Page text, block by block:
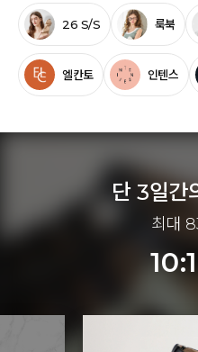
26 S/S 룩북
엘칸토 인텐스
단 3일간
최대